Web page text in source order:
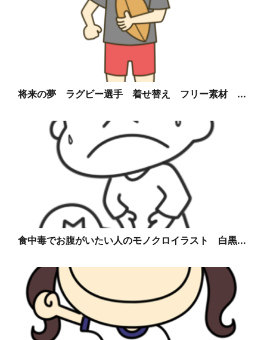
将来の夢 ラグビー選手 着せ替え フリー素材 ...
食中毒でお腹がいたい人のモノクロイラスト 白黒...